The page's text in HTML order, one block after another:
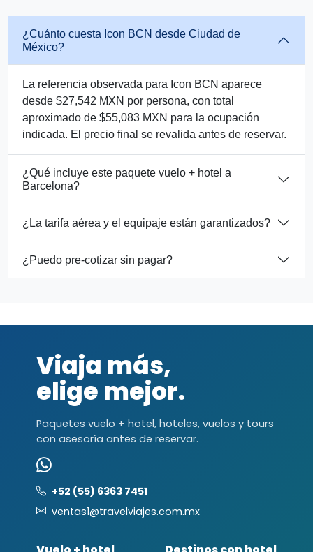
¿Cuánto cuesta Icon BCN desde Ciudad de
México?
La referencia observada para Icon BCN aparece
desde $27,542 MXN por persona, con total
aproximado de $55,083 MXN para la ocupación
indicada. El precio final se revalida antes de reservar.
¿Qué incluye este paquete vuelo + hotel a
Barcelona?
¿La tarifa aérea y el equipaje están garantizados?
¿Puedo pre-cotizar sin pagar?
Viaja más,
elige mejor.
Paquetes vuelo + hotel, hoteles, vuelos y tours
con asesoría antes de reservar.
+52 (55) 6363 7451
ventas1@travelviajes.com.mx